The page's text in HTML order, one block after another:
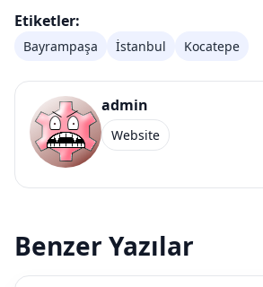
Etiketler:
Bayrampaşa İstanbul Kocatepe
admin
Website
Benzer Yazılar